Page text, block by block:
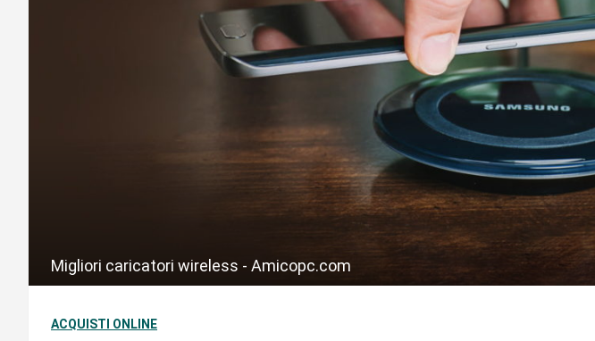
Migliori caricatori wireless - Amicopc.com
ACQUISTI ONLINE